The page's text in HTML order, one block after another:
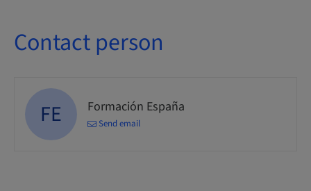
Contact person
FE Formación España
Send email